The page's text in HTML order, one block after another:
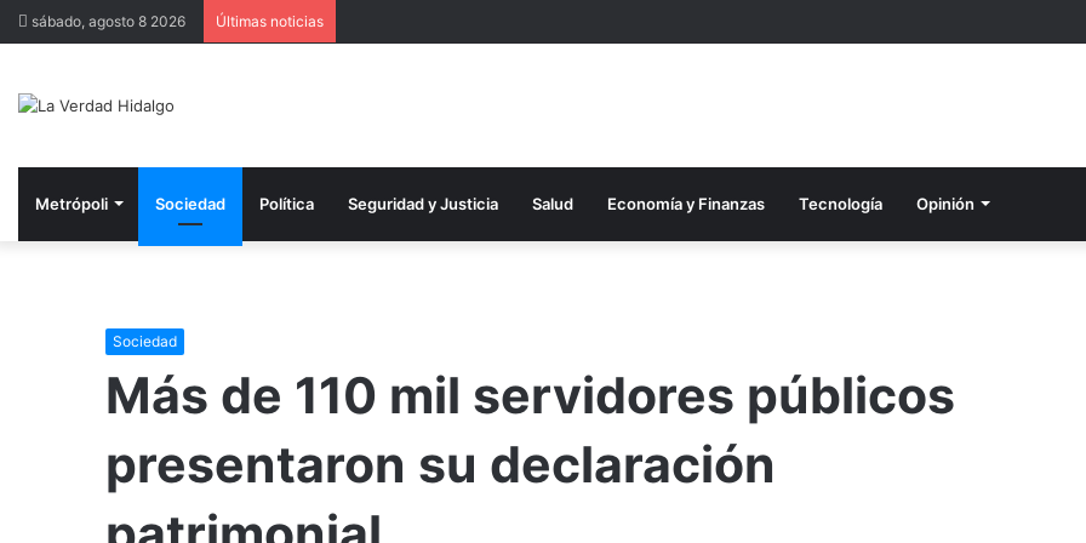
sábado, agosto 8 2026 Últimas noticias
Metrópoli Sociedad Política Seguridad y Justicia Salud Economía y Finanzas Tecnología Opinión
Sociedad
Más de 110 mil servidores públicos
presentaron su declaración